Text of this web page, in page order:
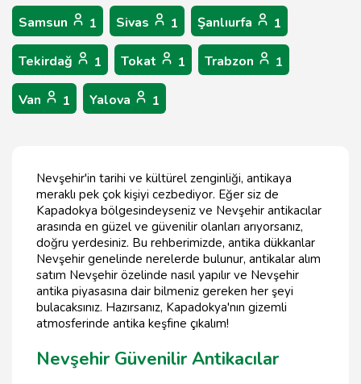
Samsun 1 Sivas 1 Şanlıurfa 1
Tekirdağ 1 Tokat 1 Trabzon 1
Van 1 Yalova 1
Nevşehir'in tarihi ve kültürel zenginliği, antikaya
meraklı pek çok kişiyi cezbediyor. Eğer siz de
Kapadokya bölgesindeyseniz ve Nevşehir antikacılar
arasında en güzel ve güvenilir olanları arıyorsanız,
doğru yerdesiniz. Bu rehberimizde, antika dükkanlar
Nevşehir genelinde nerelerde bulunur, antikalar alım
satım Nevşehir özelinde nasıl yapılır ve Nevşehir
antika piyasasına dair bilmeniz gereken her şeyi
bulacaksınız. Hazırsanız, Kapadokya'nın gizemli
atmosferinde antika keşfine çıkalım!
Nevşehir Güvenilir Antikacılar